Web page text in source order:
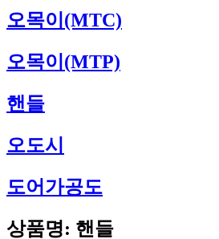
오목이(MTC)
오목이(MTP)
핸들
오도시
도어가공도
상품명: 핸들